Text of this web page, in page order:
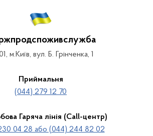
м.Київ, вул. Б. Грінченка, 1
Приймальня
(044) 279 12 70
Гаряча лінія (Call-центр)
04 28 або (044) 244 82 02